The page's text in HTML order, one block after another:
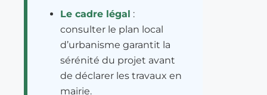
Le cadre légal :
consulter le plan local
d’urbanisme garantit la
sérénité du projet avant
de déclarer les travaux en
mairie.